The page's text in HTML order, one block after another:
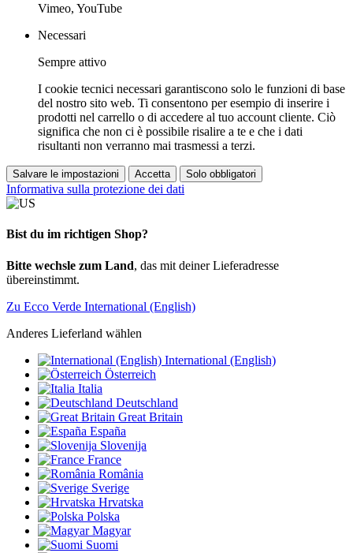
Vimeo, YouTube
Necessari
Sempre attivo
I cookie tecnici necessari garantiscono solo le funzioni di base
del nostro sito web. Ti consentono per esempio di inserire i
prodotti nel carrello o di accedere al tuo account cliente. Ciò
significa che non ci è possibile risalire a te e che i dati
risultanti non verranno mai trasmessi a terzi.
Salvare le impostazioni Accetta Solo obbligatori
Informativa sulla protezione dei dati
Bist du im richtigen Shop?
Bitte wechsle zum Land, das mit deiner Lieferadresse
übereinstimmt.
Zu Ecco Verde International (English)
Anderes Lieferland wählen
International (English)
Österreich
Italia
Deutschland
Great Britain
España
Slovenija
France
România
Sverige
Hrvatska
Polska
Magyar
Suomi